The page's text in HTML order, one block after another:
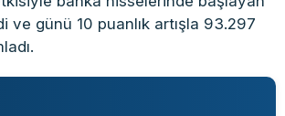
ve günü 10 puanlık artışla 93.297